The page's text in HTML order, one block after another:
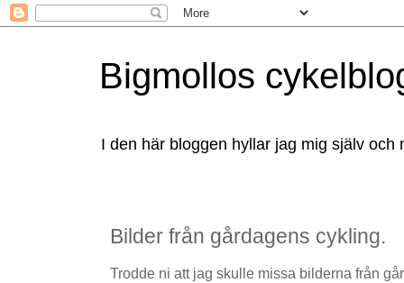
Bigmollos
I den här bloggen hyllar jag mig själv
Bilder från gårdagens cykling.
Trodde ni att jag skulle missa bilderna från